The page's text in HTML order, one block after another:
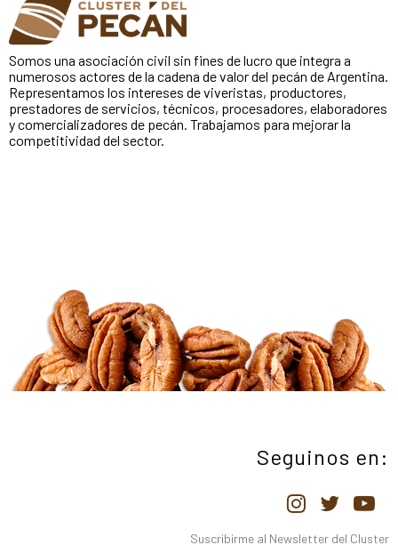
Somos una asociación civil sin fines de lucro que integra a
numerosos actores de la cadena de valor del pecán de Argentina.
Representamos los intereses de viveristas, productores,
prestadores de servicios, técnicos, procesadores, elaboradores
y comercializadores de pecán. Trabajamos para mejorar la
competitividad del sector.
Seguinos en:
Suscribirme al Newsletter del Cluster